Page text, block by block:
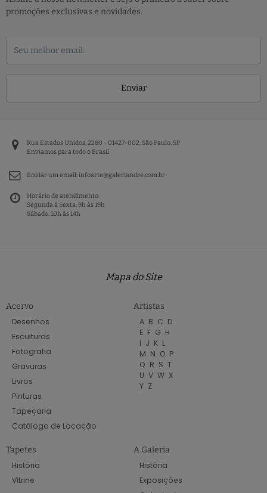
promoções exclusivas e novidades.
Enviar
Rua Estados Unidos, 2280 - 01427-002, São Paulo, SP
Enviamos para todo o Brasil
Enviar um email:infoarte@galeriandre.com.br
Horário de atendimento:
Segunda à Sexta: 9h às 19h
Sábado: 10h às 14h
Mapa do Site
Acervo
Desenhos
Esculturas
Fotografia
Gravuras
Livros
Pinturas
Tapeçaria
Catálogo de Locação
Artistas
A B C D
E F G H
I J K L
M N O P
Q R S T
U V W X
Y Z
Tapetes
História
Vitrine
A Galeria
História
Exposições